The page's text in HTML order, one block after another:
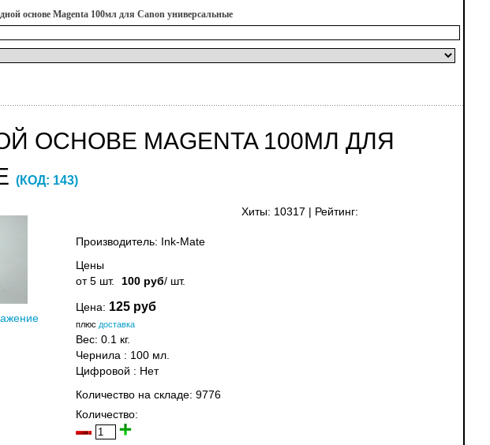
основе Magenta 100мл для Canon универсальные
ОСНОВЕ MAGENTA 100МЛ ДЛЯ
(КОД: 143)
Хиты: 10317 Рейтинг:
Производитель:
Ink-Mate
Цены
от 5 шт.
100 руб/ шт.
Цена: 125 руб
плюс доставка
Вес: 0.1 кг.
Чернила: 100 мл.
Цифровой : Нет
Количество на складе: 9776
Количество: